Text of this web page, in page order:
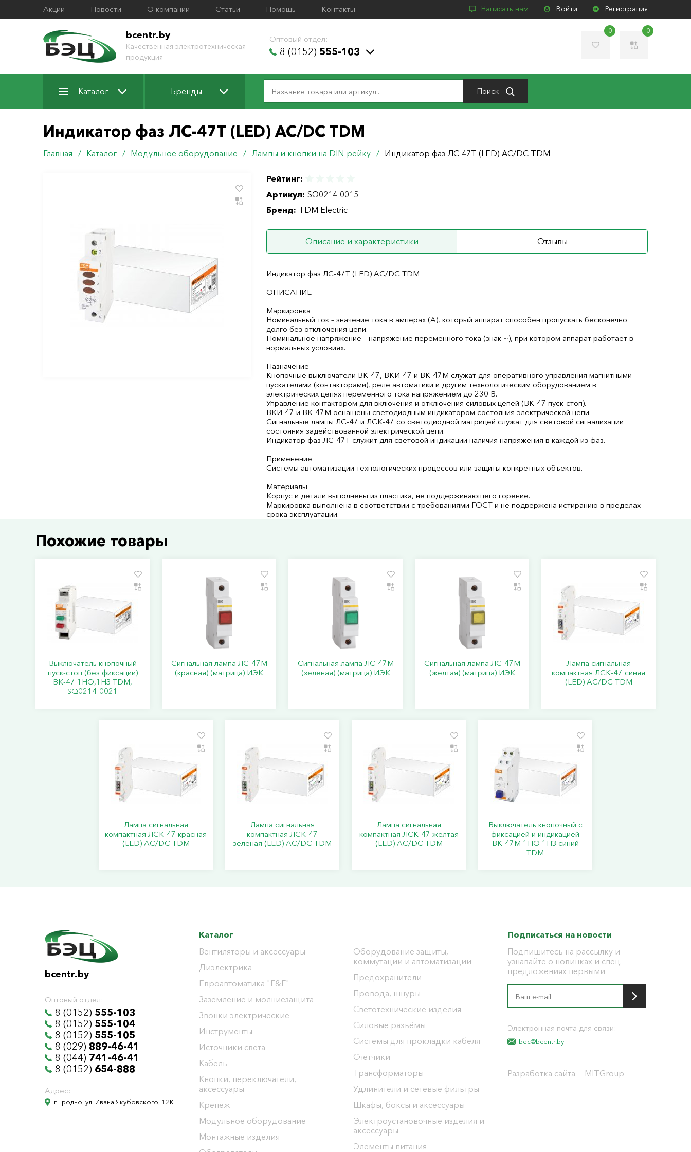
Акции Новости О компании Статьи Помощь Контакты Написать нам Войти Регистрация
bcentr.by
Качественная электротехническая
продукция
Оптовый отдел:
8 (0152) 555-103
0 0
Каталог Бренды Поиск
Индикатор фаз ЛС-47Т (LED) AC/DC TDM
Главная / Каталог / Модульное оборудование / Лампы и кнопки на DIN-рейку / Индикатор фаз ЛС-47Т (LED) AC/DC TDM
Рейтинг:
Артикул: SQ0214-0015
Бренд: TDM Electric
Описание и характеристики Отзывы
Индикатор фаз ЛС-47Т (LED) AC/DC TDM
ОПИСАНИЕ
Маркировка
Номинальный ток – значение тока в амперах (А), который аппарат способен пропускать бесконечно
долго без отключения цепи.
Номинальное напряжение – напряжение переменного тока (знак ~), при котором аппарат работает в
нормальных условиях.
Назначение
Кнопочные выключатели ВК-47, ВКИ-47 и ВК-47М служат для оперативного управления магнитными
пускателями (контакторами), реле автоматики и другим технологическим оборудованием в
электрических цепях переменного тока напряжением до 230 В.
Управление контактором для включения и отключения силовых цепей (ВК-47 пуск-стоп).
ВКИ-47 и ВК-47М оснащены светодиодным индикатором состояния электрической цепи.
Сигнальные лампы ЛС-47 и ЛСК-47 со светодиодной матрицей служат для световой сигнализации
состояния задействованной электрической цепи.
Индикатор фаз ЛС-47Т служит для световой индикации наличия напряжения в каждой из фаз.
Применение
Системы автоматизации технологических процессов или защиты конкретных объектов.
Материалы
Корпус и детали выполнены из пластика, не поддерживающего горение.
Маркировка выполнена в соответствии с требованиями ГОСТ и не подвержена истиранию в пределах
срока эксплуатации.
Похожие товары
Выключатель кнопочный
пуск-стоп (без фиксации)
ВК-47 1НО,1НЗ TDM,
SQ0214-0021
Сигнальная лампа ЛС-47М
(красная) (матрица) ИЭК
Сигнальная лампа ЛС-47М
(зеленая) (матрица) ИЭК
Сигнальная лампа ЛС-47М
(желтая) (матрица) ИЭК
Лампа сигнальная
компактная ЛСК-47 синяя
(LЕD) AC/DC TDM
Лампа сигнальная
компактная ЛСК-47 красная
(LЕD) AC/DC TDM
Лампа сигнальная
компактная ЛСК-47
зеленая (LЕD) AC/DC TDM
Лампа сигнальная
компактная ЛСК-47 желтая
(LЕD) AC/DC TDM
Выключатель кнопочный с
фиксацией и индикацией
ВК-47М 1НО 1НЗ синий
TDM
bcentr.by
Оптовый отдел:
8 (0152) 555-103
8 (0152) 555-104
8 (0152) 555-105
8 (029) 889-46-41
8 (044) 741-46-41
8 (0152) 654-888
Адрес:
г. Гродно, ул. Ивана Якубовского, 12К
Каталог
Вентиляторы и аксессуары
Диэлектрика
Евроавтоматика "F&F"
Заземление и молниезащита
Звонки электрические
Инструменты
Источники света
Кабель
Кнопки, переключатели,
аксессуары
Крепеж
Модульное оборудование
Монтажные изделия
Оборудование защиты,
коммутации и автоматизации
Предохранители
Провода, шнуры
Светотехнические изделия
Силовые разъёмы
Системы для прокладки кабеля
Счетчики
Трансформаторы
Удлинители и сетевые фильтры
Шкафы, боксы и аксессуары
Электроустановочные изделия и
аксессуары
Элементы питания
Подписаться на новости
Подпишитесь на рассылку и
узнавайте о новинках и спец.
предложениях первыми
Электронная почта для связи:
bec@bcentr.by
Разработка сайта — MITGroup